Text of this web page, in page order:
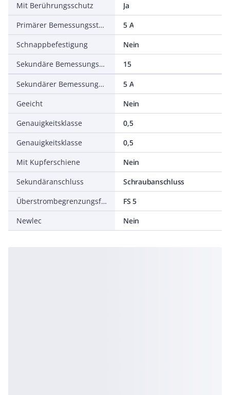
Mit Berührungsschutz
Ja
Primärer Bemessungsstrom
5 A
Schnappbefestigung
Nein
Sekundäre Bemessungsscheinleistung
15
Sekundärer Bemessungsstrom
5 A
Geeicht
Nein
Genauigkeitsklasse
0,5
Genauigkeitsklasse
0,5
Mit Kupferschiene
Nein
Sekundäranschluss
Schraubanschluss
Überstrombegrenzungsfaktor
FS 5
Newlec
Nein